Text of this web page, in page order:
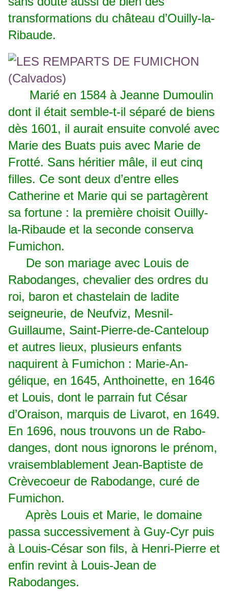
transformations du château d’Ouilly-la-
Ribaude.
Marié en 1584 à Jeanne Dumoulin
dont il était semble-t-il séparé de biens
dès 1601, il aurait ensuite convolé avec
Marie des Buats puis avec Marie de
Frotté. Sans héritier mâle, il eut cinq
filles. Ce sont deux d’entre elles
Catherine et Marie qui se partagèrent
sa fortune : la première choisit Ouilly-
la-Ribaude et la seconde conserva
Fumichon.
De son mariage avec Louis de
Rabodanges, chevalier des ordres du
roi, baron et chastelain de ladite
seigneurie, de Neufviz, Mesnil-
Guillaume, Saint-Pierre-de-Canteloup
et autres lieux, plusieurs enfants
naquirent à Fumichon : Marie-An­
gélique, en 1645, Anthoinette, en 1646
et Louis, dont le parrain fut César
d’Oraison, marquis de Livarot, en 1649.
En 1696, nous trouvons un de Rabo­
danges, dont nous ignorons le prénom,
vraisemblablement Jean-Baptiste de
Crèvecoeur de Rabodange, curé de
Fumichon.
Après Louis et Marie, le domaine
passa successivement à Guy-Cyr puis
à Louis-César son fils, à Henri-Pierre et
enfin revint à Louis-Jean de
Rabodanges.